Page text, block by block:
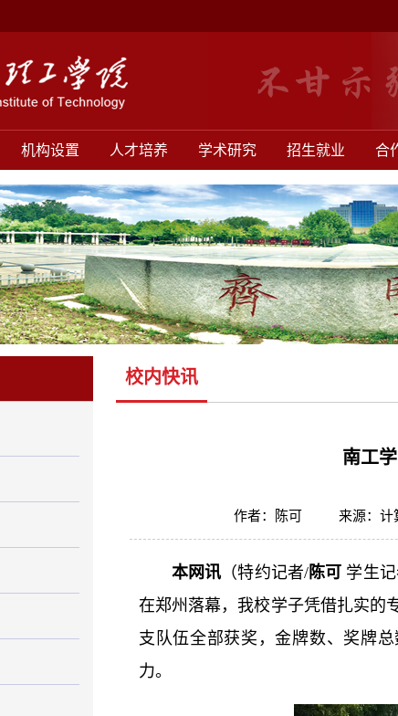
机构设置 人才培养 学术研究 招生就业 合
校内快讯
南工
作者：陈可 来源：计
本网讯 （特约记者/陈可 学生
在郑州落幕，我校学子凭借扎实的
支队伍全部获奖，金牌数、奖牌
力。